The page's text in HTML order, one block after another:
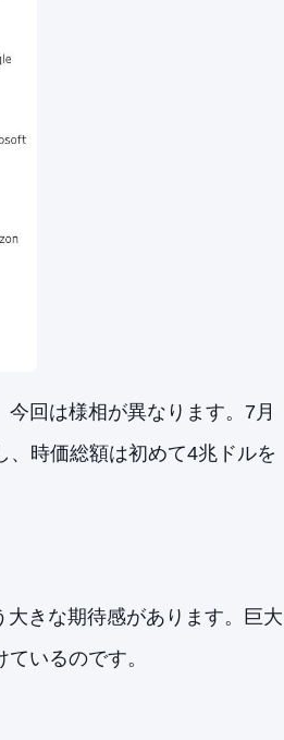
回は様相が異なります。7月
時価総額は初めて4兆ドルを
きな期待感があります。巨大
いるのです。